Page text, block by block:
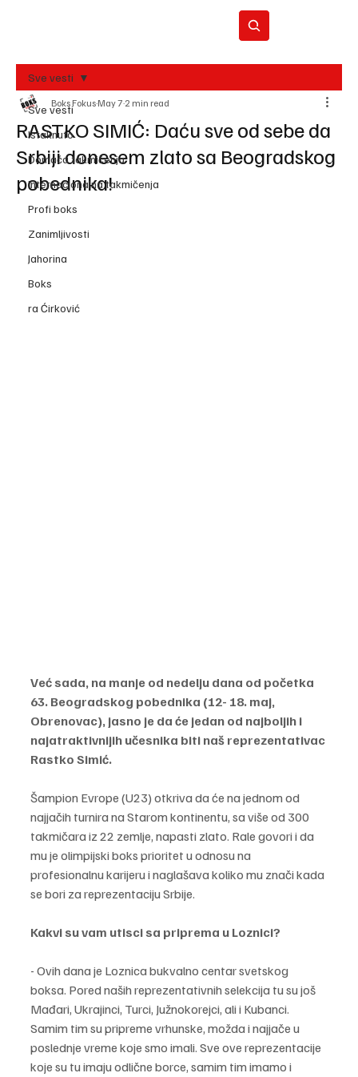
REC
Sve vesti
Istaknuto
Domaća takmičenja
Internacionalna takmičenja
Profi boks
Zanimljivosti
Jahorina
Boks
ra Ćirković
Sve vesti
RASTKO SIMIĆ: Daću sve od sebe da
Srbiji donesem zlato sa Beogradskog
pobednika!
Boks Fokus May 7 2 min read
Već sada, na manje od nedelju dana od početka
63. Beogradskog pobednika (12- 18. maj,
Obrenovac), jasno je da će jedan od najboljih i
najatraktivnijih učesnika biti naš reprezentativac
Rastko Simić.
Šampion Evrope (U23) otkriva da će na jednom od
najjačih turnira na Starom kontinentu, sa više od 300
takmičara iz 22 zemlje, napasti zlato. Rale govori i da
mu je olimpijski boks prioritet u odnosu na
profesionalnu karijeru i naglašava koliko mu znači kada
se bori za reprezentaciju Srbije.
Kakvi su vam utisci sa priprema u Loznici?
- Ovih dana je Loznica bukvalno centar svetskog
boksa. Pored naših reprezentativnih selekcija tu su još
Mađari, Ukrajinci, Turci, Južnokorejci, ali i Kubanci.
Samim tim su pripreme vrhunske, možda i najjače u
poslednje vreme koje smo imali. Sve ove reprezentacije
koje su tu imaju odlične borce, samim tim imamo i